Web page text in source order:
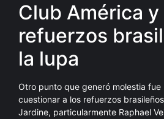
Club América y
refuerzos
la lupa
Otro punto que generó molestia fue
cuestionar a los refuerzos
Jardine, particularmente Raphael